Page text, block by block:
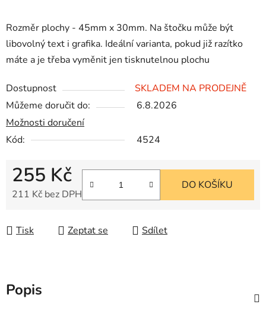
Rozměr plochy - 45mm x 30mm. Na štočku může být
libovolný text i grafika. Ideální varianta, pokud již razítko
máte a je třeba vyměnit jen tisknutelnou plochu
Dostupnost
SKLADEM NA PRODEJNĚ
Můžeme doručit do:
6.8.2026
Možnosti doručení
Kód:
4524
255 Kč
211 Kč bez DPH
DO KOŠÍKU
Tisk Zeptat se Sdílet
Popis